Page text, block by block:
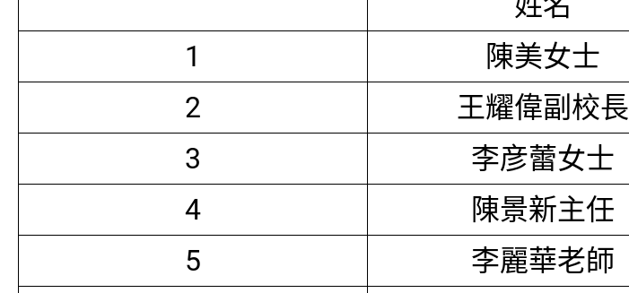
1
陳美女士
2
王耀偉副校長
3
李彦蕾女士
4
陳景新主任
5
李麗華老師